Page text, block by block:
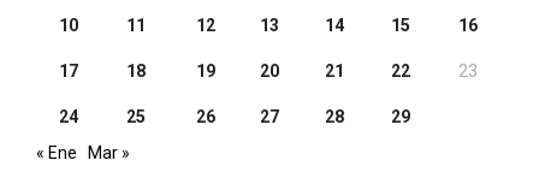
10 11 12 13 14 15 16
17 18 19 20 21 22 23
24 25 26 27 28
29
« Ene
Mar »